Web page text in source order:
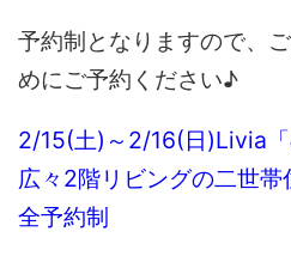
予約制となりますので、
めにご予約ください♪
2/15(土)～2/16(日)Livia「
広々2階リビングの二世
全予約制